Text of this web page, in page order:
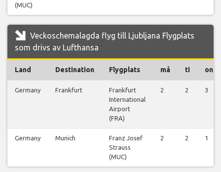
(MUC)
Veckoschemalagda flyg till Ljubljana Flygplats
som drivs av Lufthansa
Land Destination Flygplats må ti on
Germany Frankfurt
Frankfurt
International
Airport
(FRA)
2 2 3
Germany Munich
Franz Josef
Strauss
(MUC)
2 2 1